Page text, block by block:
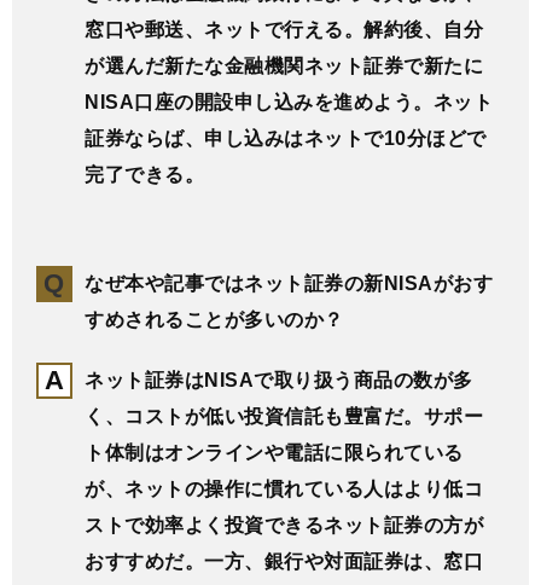
窓口や郵送、ネットで行える。解約後、自分
が選んだ新たな金融機関ネット証券で新たに
NISA口座の開設申し込みを進めよう。ネット
証券ならば、申し込みはネットで10分ほどで
完了できる。
なぜ本や記事ではネット証券の新NISAがおす
すめされることが多いのか？
ネット証券はNISAで取り扱う商品の数が多
く、コストが低い投資信託も豊富だ。サポー
ト体制はオンラインや電話に限られている
が、ネットの操作に慣れている人はより低コ
ストで効率よく投資できるネット証券の方が
おすすめだ。一方、銀行や対面証券は、窓口